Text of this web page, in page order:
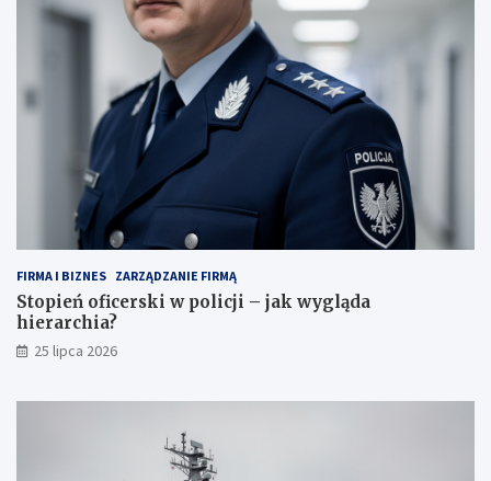
FIRMA I BIZNES ZARZĄDZANIE FIRMĄ
Stopień oficerski w policji – jak wygląda
hierarchia?
25 lipca 2026